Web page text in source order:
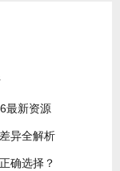
最新资源
异全解析
确选择？